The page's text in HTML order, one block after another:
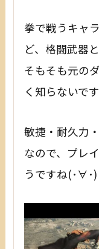
拳で戦うキャ
ど、格闘武器
そもそも元の
く知らないで
敏捷・耐久力
なので、プレ
うですね(･∀･)